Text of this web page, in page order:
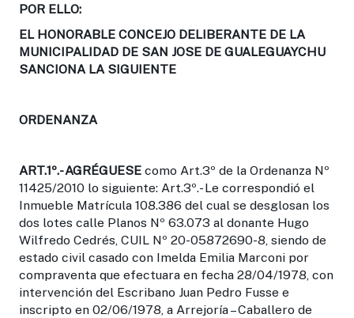
POR ELLO:
EL HONORABLE CONCEJO DELIBERANTE DE LA
MUNICIPALIDAD DE SAN JOSE DE GUALEGUAYCHU
SANCIONA LA SIGUIENTE
ORDENANZA
ART.1º.-AGRÉGUESE como Art.3º de la Ordenanza Nº
11425/2010 lo siguiente: Art.3º.- Le correspondió el
Inmueble Matrícula 108.386 del cual se desglosan los
dos lotes calle Planos Nº 63.073 al donante Hugo
Wilfredo Cedrés, CUIL Nº 20-05872690-8, siendo de
estado civil casado con Imelda Emilia Marconi por
compraventa que efectuara en fecha 28/04/1978, con
intervención del Escribano Juan Pedro Fusse e
inscripto en 02/06/1978, a Arrejoría – Caballero de